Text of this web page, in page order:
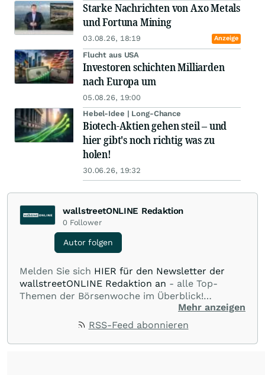
Starke Nachrichten von Axo Metals
und Fortuna Mining
03.08.26, 18:19 Anzeige
Flucht aus USA
Investoren schichten Milliarden
nach Europa um
05.08.26, 19:00
Hebel-Idee | Long-Chance
Biotech-Aktien gehen steil – und
hier gibt's noch richtig was zu
holen!
30.06.26, 19:32
wallstreetONLINE Redaktion
0 Follower
Autor folgen
Melden Sie sich HIER für den Newsletter der
wallstreetONLINE Redaktion an - alle Top-
Themen der Börsenwoche im Überblick!
Verpassen Sie kein wichtiges Anleger-Thema!Für
Beiträge auf diesem journalistischen Channel ist
Redaktion verantwortlich. Die Fachjournalisten
Mehr anzeigen
RSS-Feed abonnieren